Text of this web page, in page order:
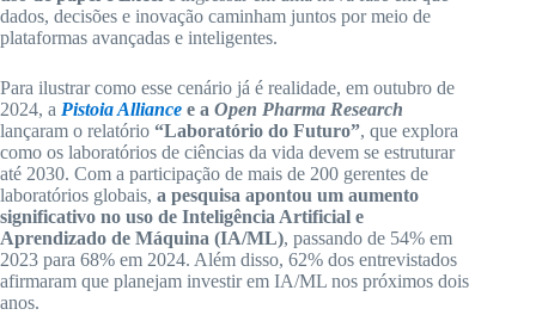
dados, decisões e inovação caminham juntos por meio de
plataformas avançadas e inteligentes.
Para ilustrar como esse cenário já é realidade, em outubro de
2024, a Pistoia Alliance e a Open Pharma Research
lançaram o relatório “Laboratório do Futuro”, que explora
como os laboratórios de ciências da vida devem se estruturar
até 2030. Com a participação de mais de 200 gerentes de
laboratórios globais, a pesquisa apontou um aumento
significativo no uso de Inteligência Artificial e
Aprendizado de Máquina (IA/ML), passando de 54% em
2023 para 68% em 2024. Além disso, 62% dos entrevistados
afirmaram que planejam investir em IA/ML nos próximos dois
anos.